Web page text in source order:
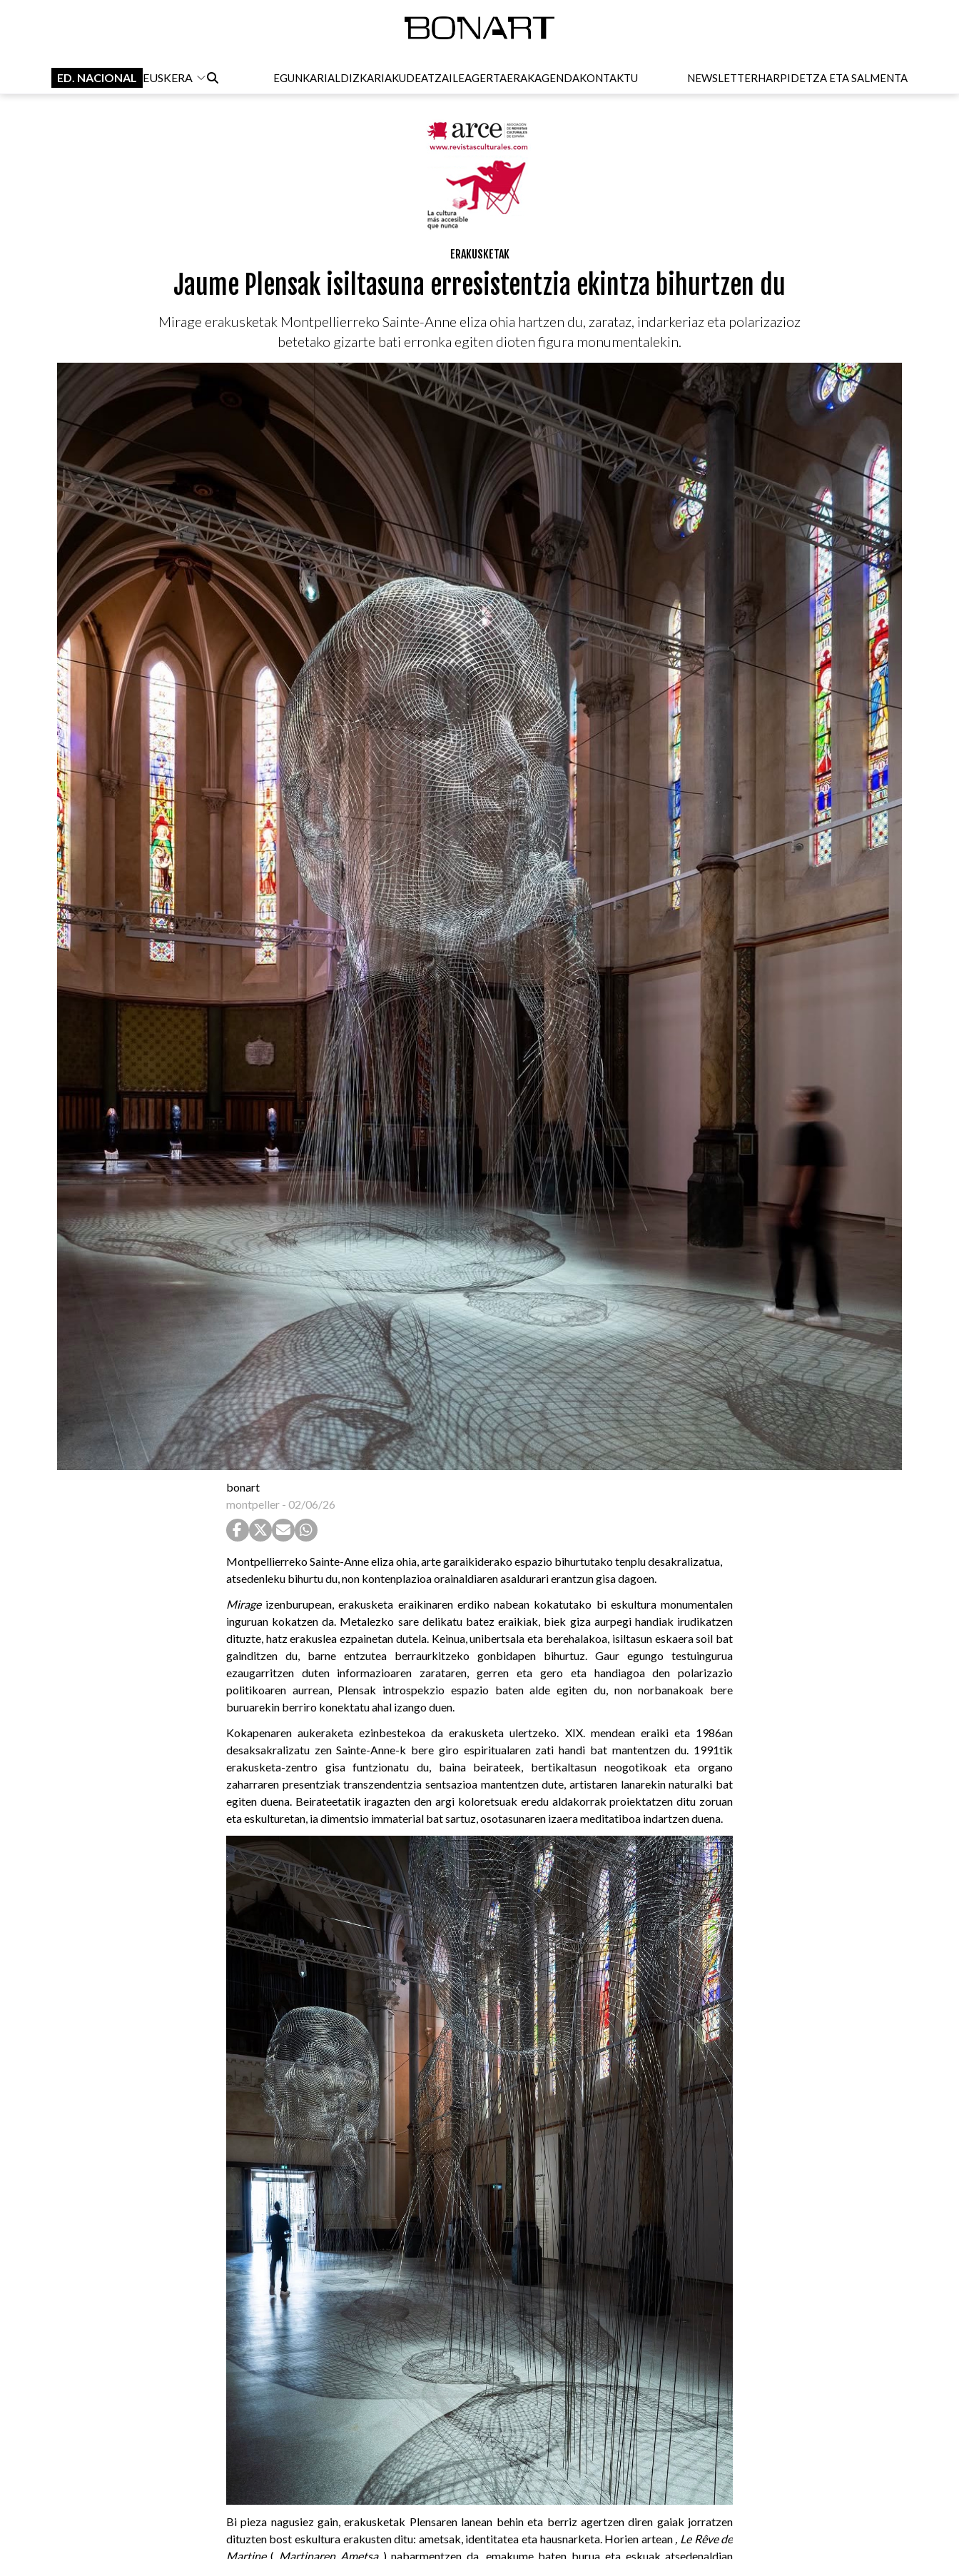
ED. NACIONAL EUSKERA EGUNKARIALDIZKARIAKUDEATZAILEAGERTAERAKAGENDAKONTAKTU NEWSLETTERHARPIDETZA ETA SALMENTA
ERAKUSKETAK
Jaume Plensak isiltasuna erresistentzia ekintza bihurtzen du
Mirage erakusketak Montpellierreko Sainte-Anne eliza ohia hartzen du, zarataz, indarkeriaz eta polarizazioz
betetako gizarte bati erronka egiten dioten figura monumentalekin.
bonart
montpeller- 02/06/26
Montpellierreko Sainte-Anne eliza ohia, arte garaikiderako espazio bihurtutako tenplu desakralizatua,
atsedenleku bihurtu du, non kontenplazioa orainaldiaren asaldurari erantzun gisa dagoen.
Mirageizenburupean, erakusketa eraikinaren erdiko nabean kokatutako bi eskultura monumentalen
inguruan kokatzen da. Metalezko sare delikatu batez eraikiak, biek giza aurpegi handiak irudikatzen
dituzte, hatz erakuslea ezpainetan dutela. Keinua, unibertsala eta berehalakoa, isiltasun eskaera soil bat
gainditzen du, barne entzutea berraurkitzeko gonbidapen bihurtuz. Gaur egungo testuingurua
ezaugarritzen duten informazioaren zarataren, gerren eta gero eta handiagoa den polarizazio
politikoaren aurrean, Plensak introspekzio espazio baten alde egiten du, non norbanakoak bere
buruarekin berriro konektatu ahal izango duen.
Kokapenaren aukeraketa ezinbestekoa da erakusketa ulertzeko. XIX. mendean eraiki eta 1986an
desaksakralizatu zen Sainte-Anne-k bere giro espiritualaren zati handi bat mantentzen du. 1991tik
erakusketa-zentro gisa funtzionatu du, baina beirateek, bertikaltasun neogotikoak eta organo
zaharraren presentziak transzendentzia sentsazioa mantentzen dute, artistaren lanarekin naturalki bat
egiten duena. Beirateetatik iragazten den argi koloretsuak eredu aldakorrak proiektatzen ditu zoruan
eta eskulturetan, ia dimentsio immaterial bat sartuz, osotasunaren izaera meditatiboa indartzen duena.
Bi pieza nagusiez gain, erakusketak Plensaren lanean behin eta berriz agertzen diren gaiak jorratzen
dituzten bost eskultura erakusten ditu: ametsak, identitatea eta hausnarketa. Horien artean
, Le Rêve de
Martine( Martinaren Ametsa) nabarmentzen da, emakume baten burua eta eskuak atsedenaldian